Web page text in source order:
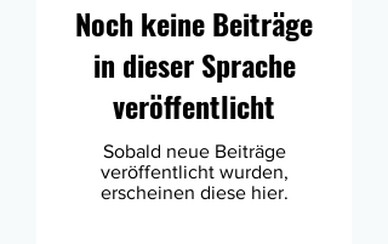
Noch keine Beiträge
in dieser Sprache
veröffentlicht
Sobald neue Beiträge
veröffentlicht wurden,
erscheinen diese hier.